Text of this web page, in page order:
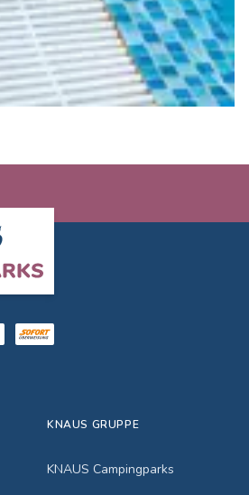
KNAUS GRUPPE
KNAUS Campingparks